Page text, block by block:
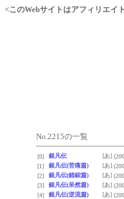
<このWebサイトはアフィリエイ
No.2215の一覧
[0] 銀凡伝 [あ]
[1]
銀凡伝(苦痛篇) [あ]
[2]
銀凡伝(錯綜篇) [あ]
[3]
銀凡伝(呆然篇) [あ]
[4]
銀凡伝(逆流篇) [あ]